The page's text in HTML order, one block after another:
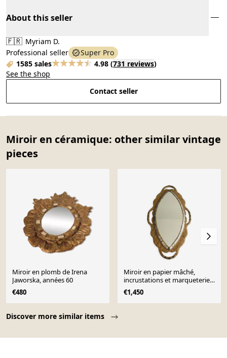
About this seller
🇫🇷 Myriam D.
Professional seller
Super Pro
1585 sales
4.98 (731 reviews)
See the shop
Contact seller
Miroir en céramique: other similar vintage
pieces
Discover more similar items
Miroir en plomb de Irena
Jaworska, années 60
€480
Miroir en papier mâché,
incrustations et marqueterie
de miroirs
€1,450